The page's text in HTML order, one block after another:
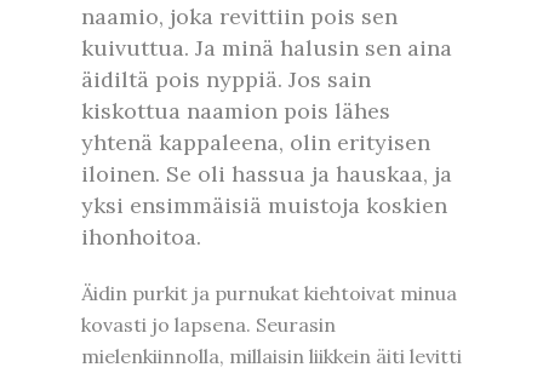
naamio, joka revittiin pois sen
kuivuttua. Ja minä halusin sen aina
äidiltä pois nyppiä. Jos sain
kiskottua naamion pois lähes
yhtenä kappaleena, olin erityisen
iloinen. Se oli hassua ja hauskaa, ja
yksi ensimmäisiä muistoja koskien
ihonhoitoa.
Äidin purkit ja purnukat kiehtoivat minua
kovasti jo lapsena. Seurasin
mielenkiinnolla, millaisin liikkein äiti levitti